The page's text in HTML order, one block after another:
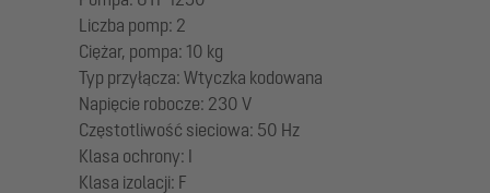
Liczba pomp: 2
Ciężar, pompa: 10 kg
Typ przyłącza: Wtyczka kodowana
Napięcie robocze: 230 V
Częstotliwość sieciowa: 50 Hz
Klasa ochrony: I
Klasa izolacji: F